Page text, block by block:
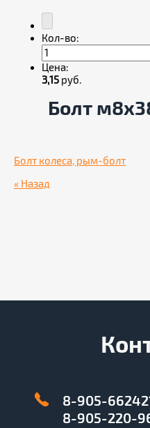
Кол-во:
Цена:
3,15 руб.
Болт
Болт колеса, рым-болт
« Назад
8-905-
8-905-220-